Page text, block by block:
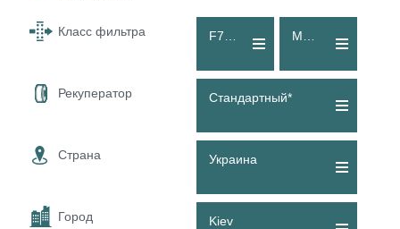
Класс фильтра
Рекуператор Стандартный*
Страна Украина
Город Kiev